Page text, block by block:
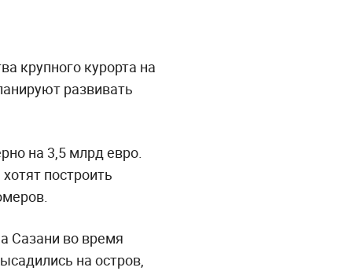
крупного курорта на
развивать
на 3,5 млрд евро.
построить
Сазани во время
на остров,